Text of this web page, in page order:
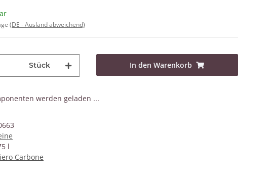
(DE - Ausland abweichend)
Stück In den Warenkorb
werden geladen ...
l
Carbone